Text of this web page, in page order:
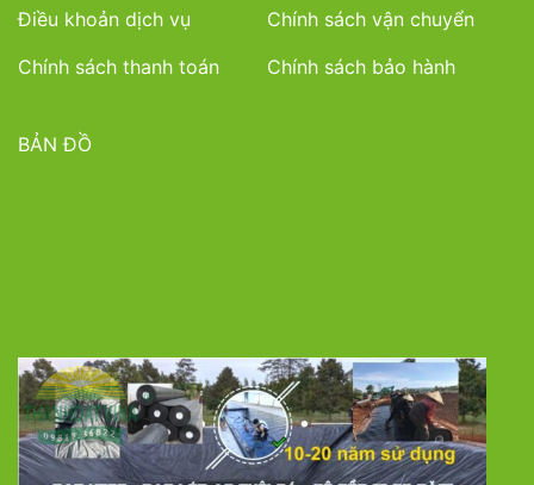
Điều khoản dịch vụ
Chính sách vận chuyển
Chính sách thanh toán
Chính sách bảo hành
BẢN ĐỒ